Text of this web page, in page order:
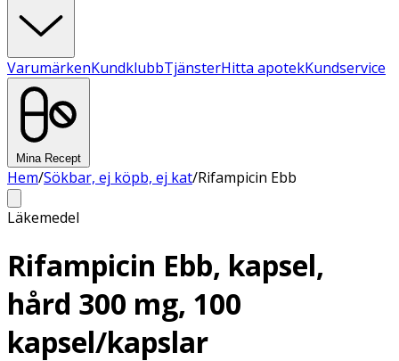
VarumärkenKundklubbTjänsterHitta apotekKundservice
Mina Recept
Hem/Sökbar, ej köpb, ej kat/Rifampicin Ebb
Läkemedel
Rifampicin Ebb, kapsel,
hård 300 mg, 100
kapsel/kapslar